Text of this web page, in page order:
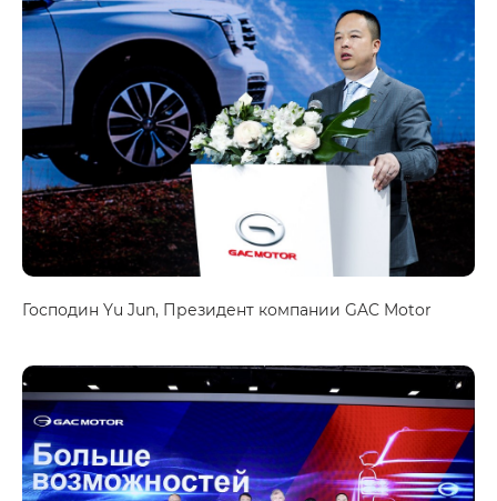
Господин Yu Jun, Президент компании GAC Motor